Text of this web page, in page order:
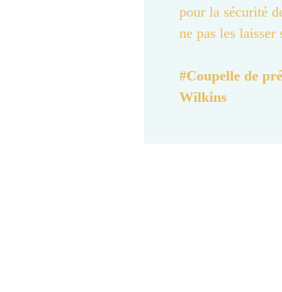
pour la sécurité
ne pas les
#Coupelle de
Wilkins